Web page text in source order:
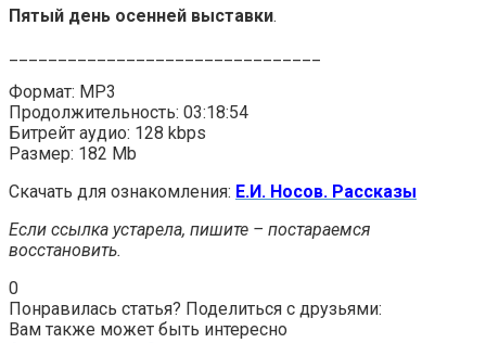
Пятый день осенней выставки.
Формат: MP3
Продолжительность: 03:18:54
Битрейт аудио: 128 kbps
Размер: 182 Mb
Скачать для ознакомления: Е.И. Носов. Рассказы
Если ссылка устарела, пишите – постараемся
восстановить.
0
Понравилась статья? Поделиться с друзьями:
Вам также может быть интересно